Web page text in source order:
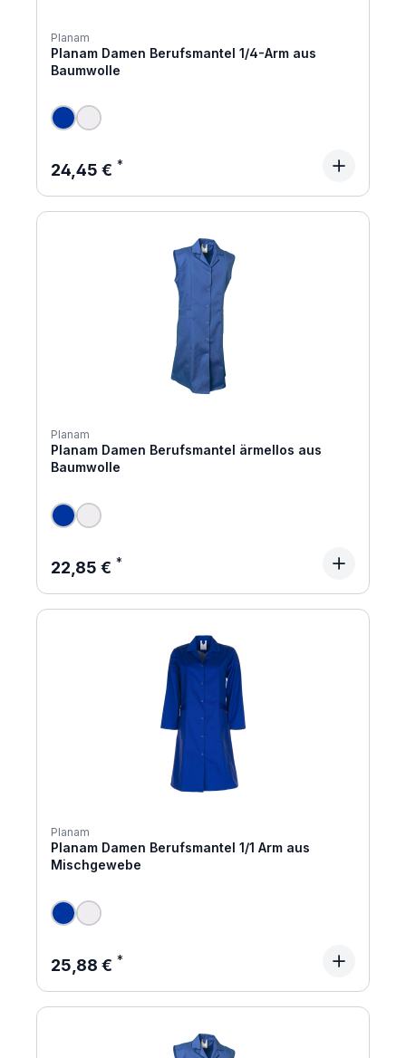
Planam
Planam Damen Berufsmantel 1/4-Arm aus
Baumwolle
Regulärer Preis:
24,45 €
Planam
Planam Damen Berufsmantel ärmellos aus
Baumwolle
Regulärer Preis:
22,85 €
Planam
Planam Damen Berufsmantel 1/1 Arm aus
Mischgewebe
Regulärer Preis:
25,88 €